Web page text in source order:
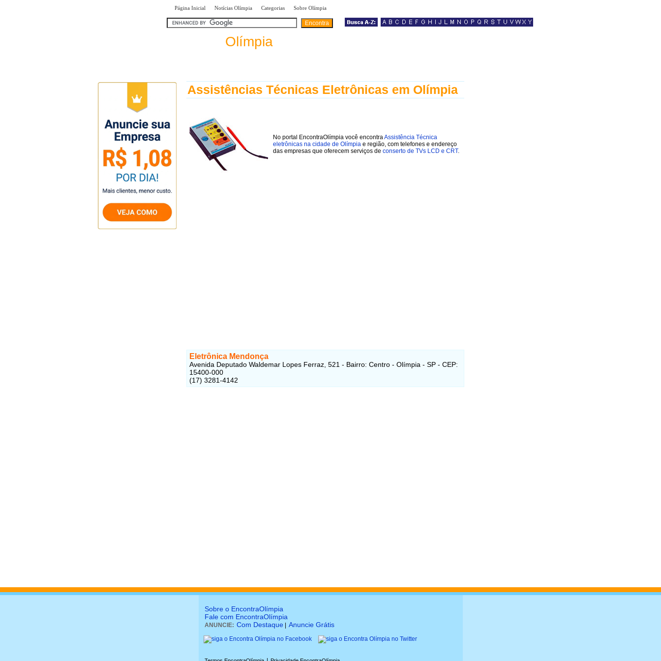
Página Inicial Notícias Olímpia Categorias Sobre Olímpia
Olímpia
Assistências Técnicas Eletrônicas em Olímpia
No portal EncontraOlímpia você encontra Assistência Técnica
eletrônicas na cidade de Olímpia e região, com telefones e endereço
das empresas que oferecem serviços de conserto de TVs LCD e CRT.
Eletrônica Mendonça
Avenida Deputado Waldemar Lopes Ferraz, 521 - Bairro: Centro - Olímpia - SP - CEP:
15400-000
(17) 3281-4142
Sobre o EncontraOlímpia
Fale com EncontraOlímpia
ANUNCIE: Com Destaque Anuncie Grátis